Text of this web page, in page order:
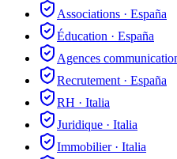
Associations · España
Éducation · España
Agences
Recrutement · España
RH · Italia
Juridique · Italia
Immobilier· Italia